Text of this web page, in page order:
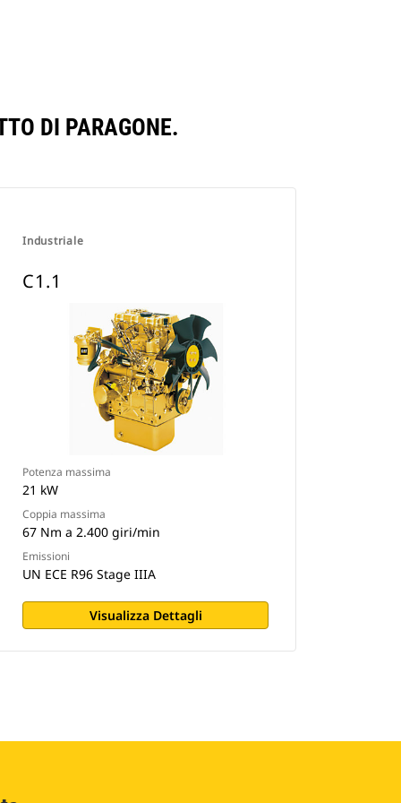
DI PARAGONE.
Industriale
C1.1
Potenza massima
21 kW
Coppia massima
67 Nm a 2.400 giri/min
Emissioni
UN ECE R96 Stage IIIA
Visualizza Dettagli